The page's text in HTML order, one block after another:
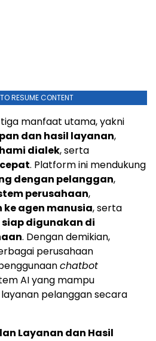
RESUME CONTENT
manfaat utama, yakni
dan hasil layanan,
dialek, serta
. Platform ini mendukung
dengan pelanggan,
perusahaan,
agen manusia, serta
digunakan di
. Dengan demikian,
perusahaan
chatbot
AI yang mampu
pelanggan secara
Layanan dan Hasil